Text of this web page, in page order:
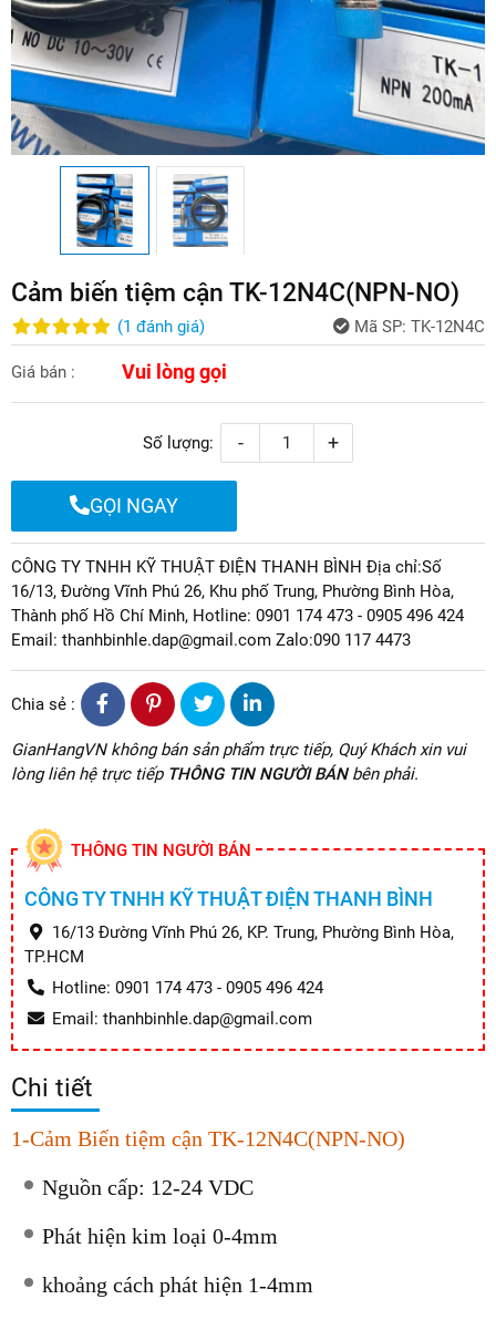
Cảm biến tiệm cận TK-12N4C(NPN-NO)
(1 đánh giá) Mã SP: TK-12N4C
Giá bán : Vui lòng gọi
Số lượng: - +
GỌI NGAY
CÔNG TY TNHH KỸ THUẬT ĐIỆN THANH BÌNH Địa chỉ:Số
16/13, Đường Vĩnh Phú 26, Khu phố Trung, Phường Bình Hòa,
Thành phố Hồ Chí Minh, Hotline: 0901 174 473 - 0905 496 424
Email: thanhbinhle.dap@gmail.com Zalo:090 117 4473
Chia sẻ :
GianHangVN không bán sản phẩm trực tiếp, Quý Khách xin vui
lòng liên hệ trực tiếp THÔNG TIN NGƯỜI BÁNbên phải.
THÔNG TIN NGƯỜI BÁN
CÔNG TY TNHH KỸ THUẬT ĐIỆN THANH BÌNH
16/13 Đường Vĩnh Phú 26, KP. Trung, Phường Bình Hòa,
TP.HCM
Hotline: 0901 174 473 - 0905 496 424
Email: thanhbinhle.dap@gmail.com
Chi tiết
1-Cảm Biến tiệm cận TK-12N4C(NPN-NO)
Nguồn cấp: 12-24 VDC
Phát hiện kim loại 0-4mm
khoảng cách phát hiện 1-4mm